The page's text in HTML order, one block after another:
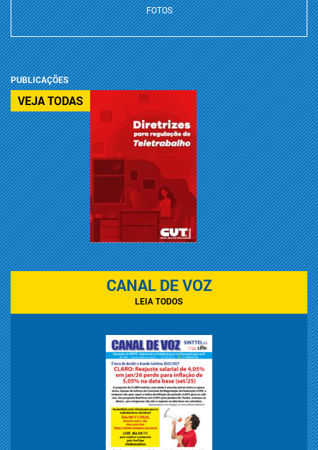
FOTOS
PUBLICAÇÕES
VEJA TODAS
CANAL DE VOZ
LEIA TODOS